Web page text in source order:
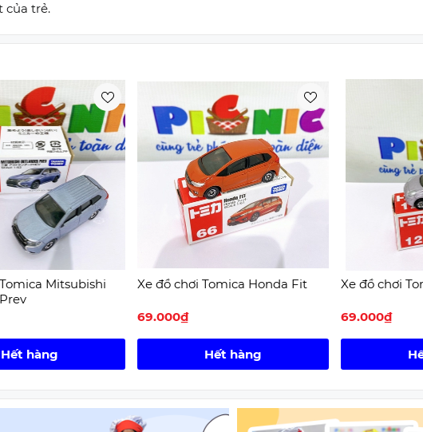
của trẻ.
Mitsubishi
Hết hàng
Xe đồ chơi Tomica Honda Fit
69.000₫
Hết hàng
Xe đồ chơi
69.000₫